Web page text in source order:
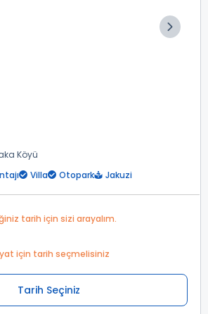
Köyü
Villa Otopark Jakuzi
tarih için sizi arayalım.
için tarih seçmelisiniz
Tarih Seçiniz